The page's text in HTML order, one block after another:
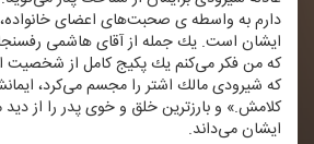
دارم به واسطه‌ ی صحبت‌های اعضای
ایشان است. یك جمله از آقای هاشمی
كه من فكر می‌كنم یك پكیج كامل از شخصیت
كه شیرودی مالك اشتر را مجسم می‌كرد،
كلامش.» و بارزترین خلق و خوی پدر را از
ایشان می‌داند.